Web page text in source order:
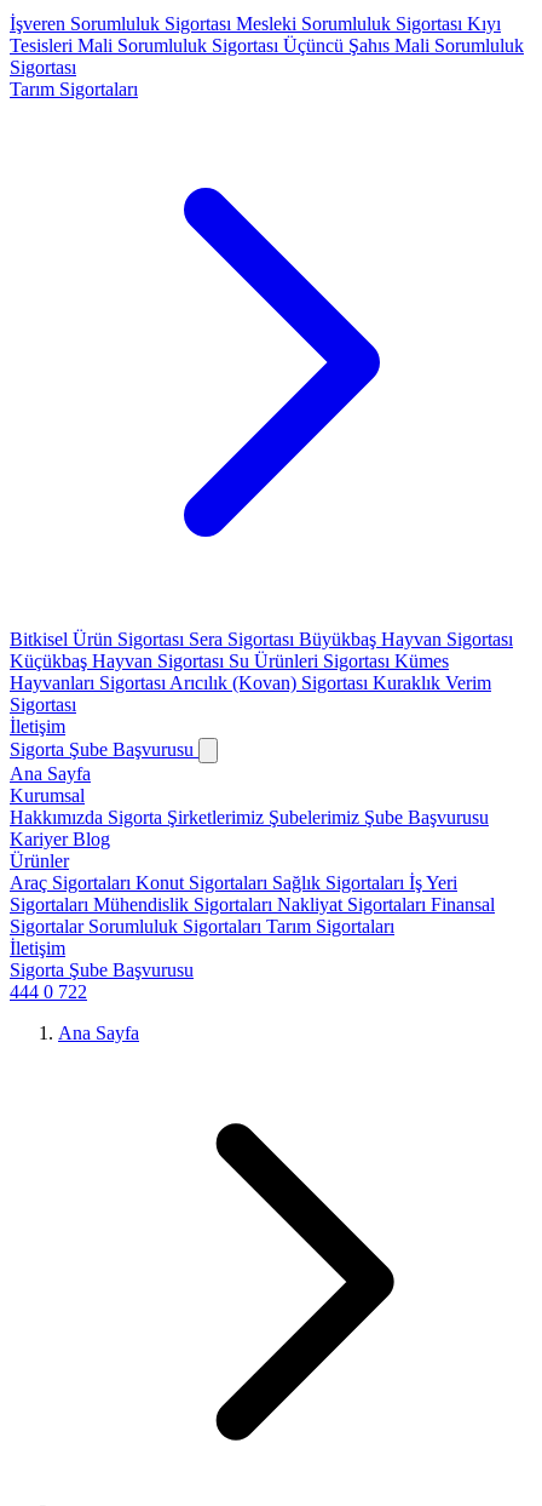
İşveren Sorumluluk Sigortası Mesleki Sorumluluk Sigortası Kıyı
Tesisleri Mali Sorumluluk Sigortası Üçüncü Şahıs Mali Sorumluluk
Sigortası
Tarım Sigortaları
Bitkisel Ürün Sigortası Sera Sigortası Büyükbaş Hayvan Sigortası
Küçükbaş Hayvan Sigortası Su Ürünleri Sigortası Kümes
Hayvanları Sigortası Arıcılık (Kovan) Sigortası Kuraklık Verim
Sigortası
İletişim
Sigorta Şube Başvurusu
Ana Sayfa
Kurumsal
Hakkımızda Sigorta Şirketlerimiz Şubelerimiz Şube Başvurusu
KariyerBlog
Ürünler
Araç Sigortaları Konut Sigortaları Sağlık Sigortaları İş Yeri
Sigortaları Mühendislik Sigortaları Nakliyat Sigortaları Finansal
Sigortalar Sorumluluk Sigortaları Tarım Sigortaları
İletişim
Sigorta Şube Başvurusu
444 0 722
Ana Sayfa